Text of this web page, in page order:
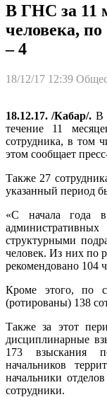
В ГНС за 11
человека,
– 4
18/12/17 12:39
18.12.17. /Кабар/. В
течение 11
сотрудника, в том
этом сообщает
Также 27
указанный период
«С начала года
структурными
человек. Из них по
рекомендовано 104
Кроме этого, по
(ротированы) 138
Также за этот
дисциплинарные
173 взыскания
начальников
начальники
сотрудники.